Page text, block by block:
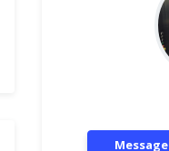
Message